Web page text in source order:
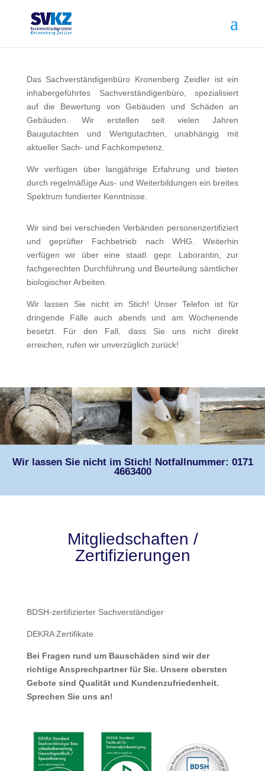
Das Sachverständigenbüro Kronenberg Zeidler ist ein
inhabergeführtes Sachverständigenbüro, spezialisiert
auf die Bewertung von Gebäuden und Schäden an
Gebäuden. Wir erstellen seit vielen Jahren
Baugutachten und Wertgutachten, unabhängig mit
aktueller Sach- und Fachkompetenz.
Wir verfügen über langjährige Erfahrung und bieten
durch regelmäßige Aus- und Weiterbildungen ein breites
Spektrum fundierter Kenntnisse.
Wir sind bei verschieden Verbänden personenzertifiziert
und geprüfter Fachbetrieb nach WHG. Weiterhin
verfügen wir über eine staatl. gepr. Laborantin, zur
fachgerechten Durchführung und Beurteilung sämtlicher
biologischer Arbeiten.
Wir lassen Sie nicht im Stich! Unser Telefon ist für
dringende Fälle auch abends und am Wochenende
besetzt. Für den Fall, dass Sie uns nicht direkt
erreichen, rufen wir unverzüglich zurück!
Wir lassen Sie nicht im Stich! Notfallnummer: 0171
4663400
Mitgliedschaften /
Zertifizierungen
BDSH-zertifizierter Sachverständiger
DEKRA Zertifikate
Bei Fragen rund um Bauschäden sind wir der
richtige Ansprechpartner für Sie. Unsere obersten
Gebote sind Qualität und Kundenzufriedenheit.
Sprechen Sie uns an!